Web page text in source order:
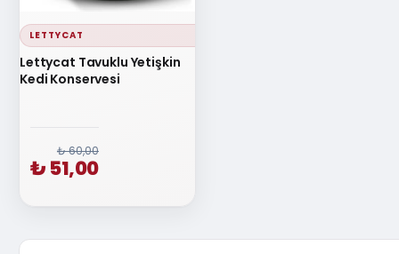
LETTYCAT
Lettycat Tavuklu Yetişkin
Kedi Konservesi
₺ 60,00
₺ 51,00